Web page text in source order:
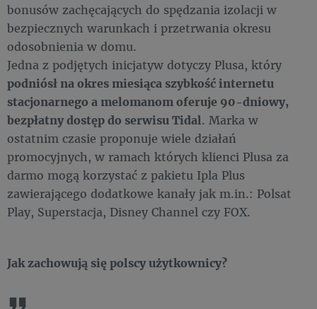
bonusów zachęcających do spędzania izolacji w
bezpiecznych warunkach i przetrwania okresu
odosobnienia w domu.
Jedna z podjętych inicjatyw dotyczy Plusa, który
podniósł na okres miesiąca szybkość internetu
stacjonarnego a melomanom oferuje 90-dniowy,
bezpłatny dostęp do serwisu Tidal. Marka w
ostatnim czasie proponuje wiele działań
promocyjnych, w ramach których klienci Plusa za
darmo mogą korzystać z pakietu Ipla Plus
zawierającego dodatkowe kanały jak m.in.: Polsat
Play, Superstacja, Disney Channel czy FOX.
Jak zachowują się polscy użytkownicy?